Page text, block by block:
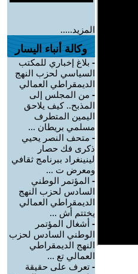
المزيد.....
وكالة أنباء اليسار
- بلاغ إخباري للمكتب
السياسي لحزب النهج
الديمقراطي العمالي
- من المجلس إلى
المذبح.. كيف يلاحق
اليمين المتطرف
مسلمي بريطان ...
- متحف النصر يحيي
ذكرى فك حصار
لينينغراد ببرنامج ثقافي
ومعرض ت ...
- المؤتمر الوطني
السادس لحزب النهج
الديمقراطي العمالي
يختتم أش ...
- أشغال المؤتمر
الوطني السادس لحزب
النهج الديمقراطي
العمالي تع ...
- تعرف على حقيقة